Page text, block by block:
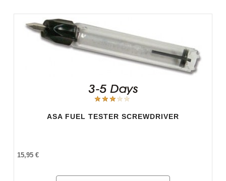
ASA FUEL TESTER SCREWDRIVER
15,95 €